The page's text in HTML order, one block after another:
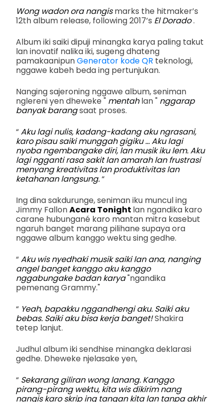
Wong wadon ora nangismarks the hitmaker’s
12th album release, following 2017’s El Dorado.
Album iki saiki dipuji minangka karya paling takut
lan inovatif nalika iki, sugeng dhateng
pamakaanipunGenerator kode QR teknologi,
nggawe kabeh beda ing pertunjukan.
Nanging sajeroning nggawe album, seniman
nglereni yen dheweke " mentahlan " nggarap
banyak barangsaat proses.
“Aku lagi nulis, kadang-kadang aku ngrasani,
karo pisau saiki munggah gigiku ... Aku lagi
nyoba ngembangake diri, lan musik iku lem. Aku
lagi ngganti rasa sakit lan amarah lan frustrasi
menyang kreativitas lan produktivitas lan
ketahanan langsung.“
Ing dina sakdurunge, seniman iku muncul ing
Jimmy FallonAcara Tonight lan ngandika karo
carane hubungané karo mantan mitra kasebut
ngaruh banget marang pilihane supaya ora
nggawe album kanggo wektu sing gedhe.
“Aku wis nyedhaki musik saiki lan ana, nanging
angel banget kanggo aku kanggo
nggabungake badan karya"ngandika
pemenang Grammy."
“ Yeah, bapakku nggandhengi aku. Saiki aku
bebas. Saiki aku bisa kerja banget!Shakira
tetep lanjut.
Judhul album iki sendhise minangka deklarasi
gedhe. Dheweke njelasake yen,
“ Sekarang giliran wong lanang. Kanggo
pirang-pirang wektu, kita wis dikirim nang
nangis karo skrip ing tangan kita lan tanpa akhir